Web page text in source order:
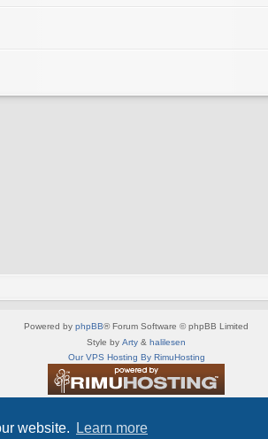
website. Learn more
Powered by phpBB® Forum Software © phpBB Limited
Style by Arty & halilesen
Our VPS Hosting By RimuHosting
Privacy|Terms